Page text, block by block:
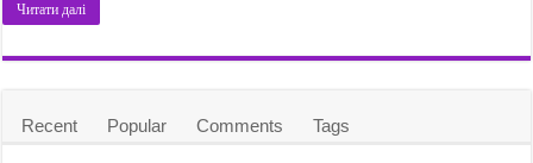
Читати далі
Recent Popular Comments Tags